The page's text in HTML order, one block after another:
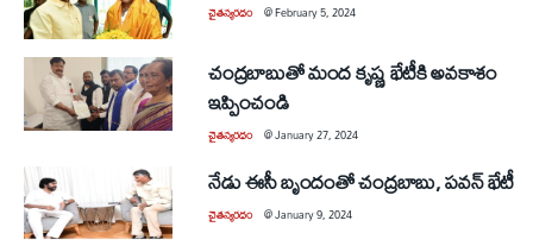
చైతన్యరధం @February 5, 2024
చంద్రబాబుతో మంద కృష్ణ భేటీకి అవకాశం
ఇప్పించండి
చైతన్యరధం @January 27, 2024
నేడు ఈసీ బృందంతో చంద్రబాబు, పవన్‌ భేటీ
చైతన్యరధం @January 9, 2024